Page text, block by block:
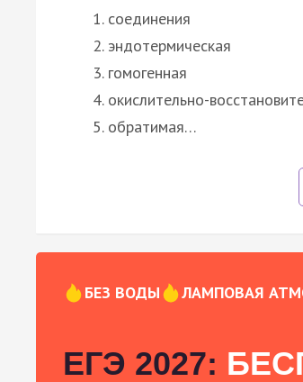
соединения
эндотермическая
гомогенная
окислительно-
обратимая…
БЕЗ ВОДЫ ЛАМПОВАЯ
ЕГЭ 2027: